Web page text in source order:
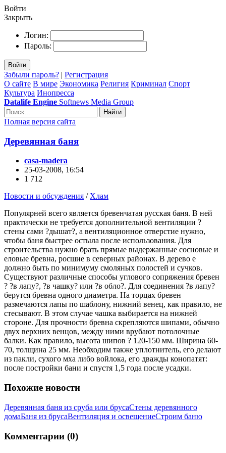
Войти
Закрыть
Логин:
Пароль:
Войти
Забыли пароль? | Регистрация
О сайте В мире Экономика Религия Криминал Спорт
Культура Инопресса
Datalife Engine Softnews Media Group
Найти
Полная версия сайта
Деревянная баня
casa-madera
25-03-2008, 16:54
1 712
Новости и обсуждения /Хлам
Популярней всего является бревенчатая русская баня. В ней
практически не требуется дополнительной вентиляции ?
стены сами ?дышат?, а вентиляционное отверстие нужно,
чтобы баня быстрее остыла после использования. Для
строительства нужно брать прямые выдержанные сосновые и
еловые бревна, росшие в северных районах. В дерево е
должно быть по минимуму смоляных полостей и сучков.
Существуют различные способы углового сопряжения бревен
? ?в лапу?, ?в чашку? или ?в обло?. Для соединения ?в лапу?
берутся бревна одного диаметра. На торцах бревен
размечаются лапы по шаблону, нижний венец, как правило, не
стесывают. В этом случае чашка выбирается на нижней
стороне. Для прочности бревна скрепляются шипами, обычно
двух верхних венцов, между ними врубают потолочные
балки. Как правило, высота шипов ? 120-150 мм. Ширина 60-
70, толщина 25 мм. Необходим также уплотнитель, его делают
из пакли, сухого мха либо войлока, его дважды конопатят:
после постройки бани и спустя 1,5 года после усадки.
Похожие новости
Деревянная баня из сруба или брусаСтены деревянного
домаБаня из брусаВентиляция и освещениеСтроим баню
Комментарии (0)